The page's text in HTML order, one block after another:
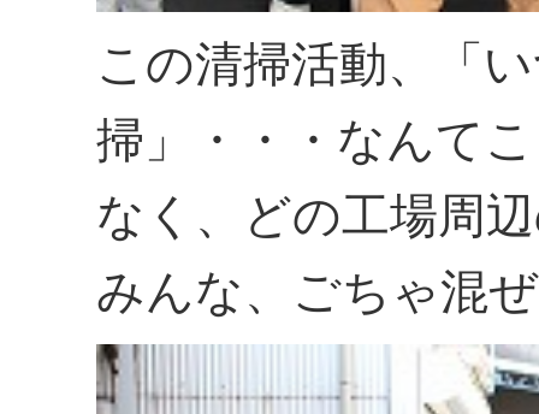
この清掃活動、「
掃」・・・なんて
なく、どの工場周
みんな、ごちゃ混